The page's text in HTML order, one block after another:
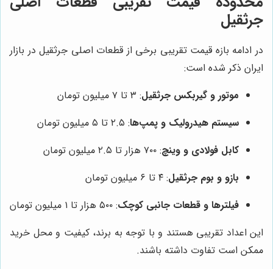
جرثقیل
در ادامه بازه قیمت تقریبی برخی از قطعات اصلی جرثقیل در بازار
ایران ذکر شده است:
موتور و گیربکس جرثقیل: ۳ تا ۷ میلیون تومان
سیستم هیدرولیک و پمپ‌ها: ۲.۵ تا ۵ میلیون تومان
کابل فولادی و وینچ: ۷۰۰ هزار تا ۲.۵ میلیون تومان
بازو و بوم جرثقیل: ۴ تا ۶ میلیون تومان
فیلترها و قطعات جانبی کوچک: ۵۰۰ هزار تا ۱ میلیون تومان
این اعداد تقریبی هستند و با توجه به برند، کیفیت و محل خرید
ممکن است تفاوت داشته باشند.